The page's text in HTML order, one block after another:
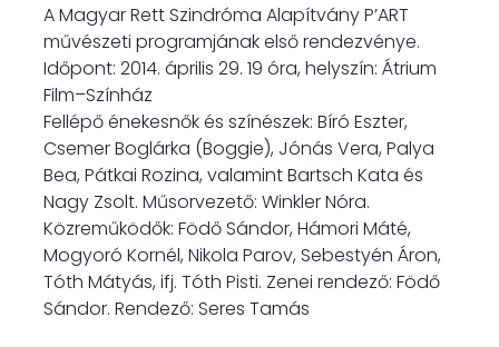
A Magyar Rett Szindróma Alapítvány P’ART
művészeti programjának első rendezvénye.
Időpont: 2014. április 29. 19 óra, helyszín: Átrium
Film–Színház
Fellépő énekesnők és színészek: Bíró Eszter,
Csemer Boglárka (Boggie), Jónás Vera, Palya
Bea, Pátkai Rozina, valamint Bartsch Kata és
Nagy Zsolt. Műsorvezető: Winkler Nóra.
Közreműködők: Födő Sándor, Hámori Máté,
Mogyoró Kornél, Nikola Parov, Sebestyén Áron,
Tóth Mátyás, ifj. Tóth Pisti. Zenei rendező: Födő
Sándor. Rendező: Seres Tamás